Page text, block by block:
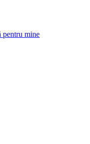
pentru mine